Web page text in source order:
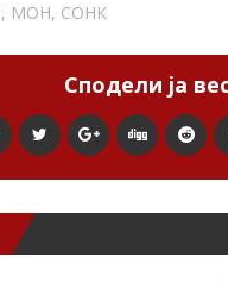
, МОН, СОНК
Сподели ја